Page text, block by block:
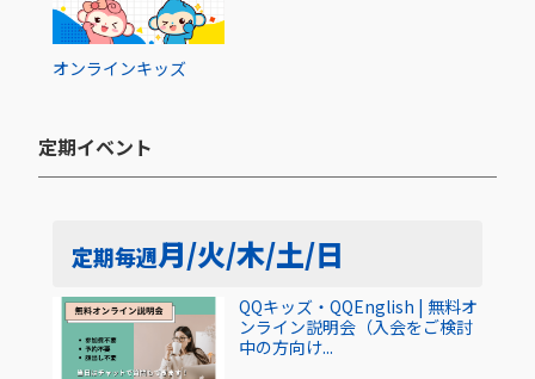
オンラインキッズ
定期イベント​
定期毎週月/火/木/土/日
QQキッズ・QQEnglish | 無料オ
ンライン説明会（入会をご検討
中の方向け...